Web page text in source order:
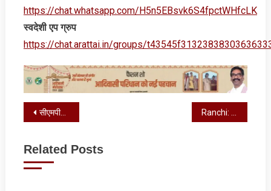
https://chat.whatsapp.com/H5n5EBsvk6S4fpctWHfcLK
स्‍वदेशी एप ग्रुप
https://chat.arattai.in/groups/
Post
सीएमपीडीआई में क्षमता निर्माण विषयक कार्यशाला का आयोजन
Related Posts